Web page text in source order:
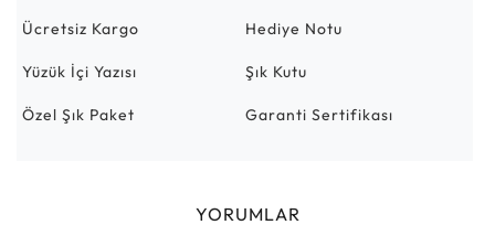
Ücretsiz Kargo Hediye Notu
Yüzük İçi Yazısı Şık Kutu
Özel Şık Paket Garanti Sertifikası
YORUMLAR